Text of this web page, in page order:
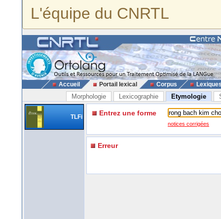
L'équipe du CNRTL
Accueil Portail lexical Corpus
Morphologie Lexicographie Etymologie
TLFi Entrez une forme
notices corrigées
Erreur